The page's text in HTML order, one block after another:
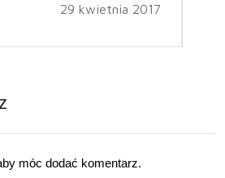
29 kwietnia 2017
móc dodać komentarz.